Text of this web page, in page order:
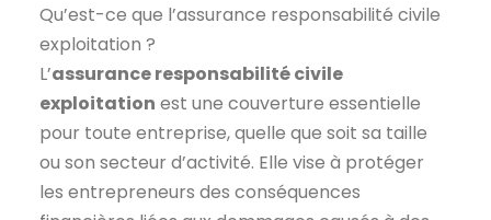
Qu’est-ce que l’assurance responsabilité civile
exploitation ?
L’assurance responsabilité civile
exploitation est une couverture essentielle
pour toute entreprise, quelle que soit sa taille
ou son secteur d’activité. Elle vise à protéger
les entrepreneurs des conséquences